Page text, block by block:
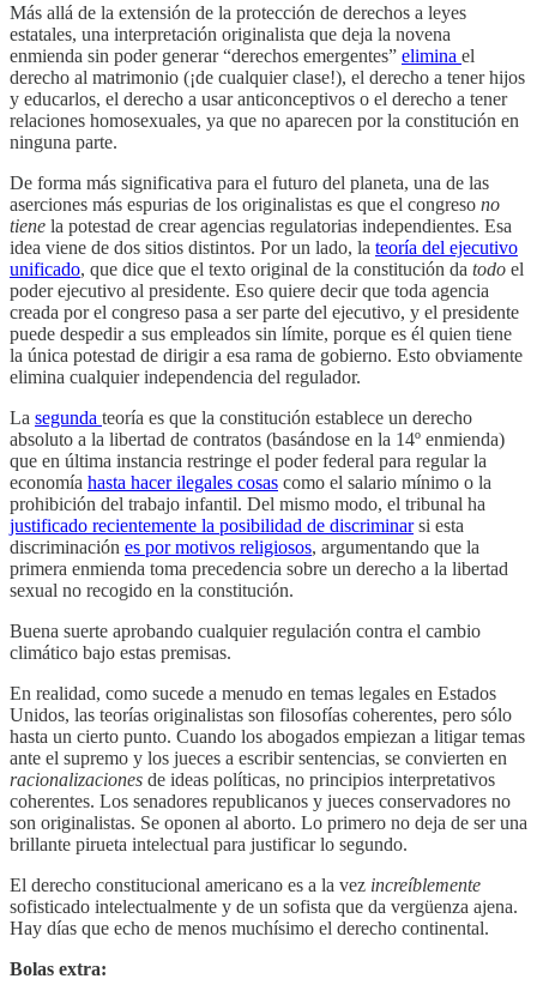
Más allá de la extensión de la protección de derechos a leyes
estatales, una interpretación originalista que deja la novena
enmienda sin poder generar “derechos emergentes” elimina el
derecho al matrimonio (¡de cualquier clase!), el derecho a tener hijos
y educarlos, el derecho a usar anticonceptivos o el derecho a tener
relaciones homosexuales, ya que no aparecen por la constitución en
ninguna parte.
De forma más significativa para el futuro del planeta, una de las
aserciones más espurias de los originalistas es que el congreso no
tiene la potestad de crear agencias regulatorias independientes. Esa
idea viene de dos sitios distintos. Por un lado, la teoría del ejecutivo
unificado, que dice que el texto original de la constitución da todo el
poder ejecutivo al presidente. Eso quiere decir que toda agencia
creada por el congreso pasa a ser parte del ejecutivo, y el presidente
puede despedir a sus empleados sin límite, porque es él quien tiene
la única potestad de dirigir a esa rama de gobierno. Esto obviamente
elimina cualquier independencia del regulador.
La segunda teoría es que la constitución establece un derecho
absoluto a la libertad de contratos (basándose en la 14º enmienda)
que en última instancia restringe el poder federal para regular la
economía hasta hacer ilegales cosas como el salario mínimo o la
prohibición del trabajo infantil. Del mismo modo, el tribunal ha
justificado recientemente la posibilidad de discriminarsi esta
discriminación es por motivos religiosos, argumentando que la
primera enmienda toma precedencia sobre un derecho a la libertad
sexual no recogido en la constitución.
Buena suerte aprobando cualquier regulación contra el cambio
climático bajo estas premisas.
En realidad, como sucede a menudo en temas legales en Estados
Unidos, las teorías originalistas son filosofías coherentes, pero sólo
hasta un cierto punto. Cuando los abogados empiezan a litigar temas
ante el supremo y los jueces a escribir sentencias, se convierten en
racionalizaciones de ideas políticas, no principios interpretativos
coherentes. Los senadores republicanos y jueces conservadores no
son originalistas. Se oponen al aborto. Lo primero no deja de ser una
brillante pirueta intelectual para justificar lo segundo.
El derecho constitucional americano es a la vez increíblemente
sofisticado intelectualmente y de un sofista que da vergüenza ajena.
Hay días que echo de menos muchísimo el derecho continental.
Bolas extra: